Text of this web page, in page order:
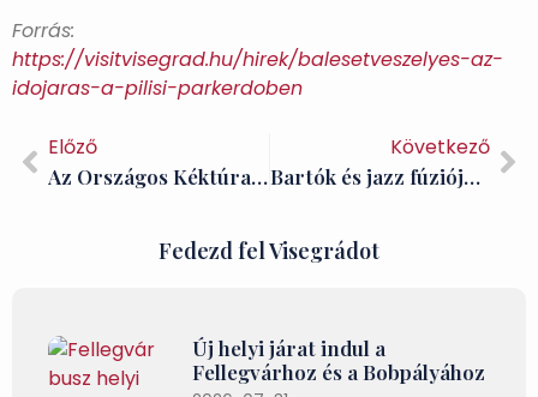
Forrás:
https://visitvisegrad.hu/hirek/balesetveszelyes-az-
idojaras-a-pilisi-parkerdoben
Előző
Az Országos Kéktúra 16. szakasza: Dobogókő-Visegrád
Következő
Bartók és jazz fúziója – Visegrádon a Sárik Péter Trió
Fedezd fel Visegrádot
Új helyi járat indul a
Fellegvárhoz és a Bobpályához